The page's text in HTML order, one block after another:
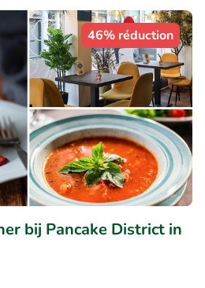
46% réduction
bij Pancake District in